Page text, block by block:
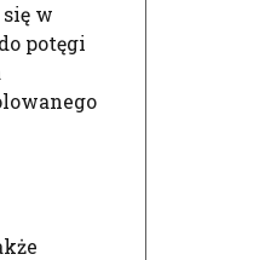
w
potęgi